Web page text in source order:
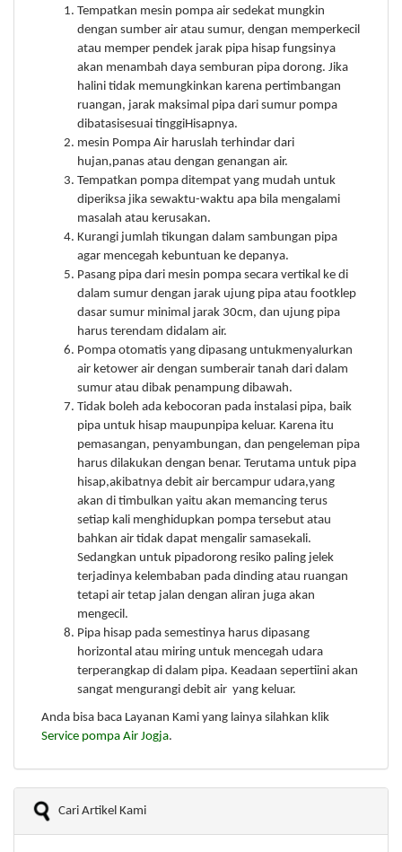
Tempatkan mesin pompa air sedekat mungkin
dengan sumber air atau sumur, dengan memperkecil
atau memper pendek jarak pipa hisap fungsinya
akan menambah daya semburan pipa dorong. Jika
halini tidak memungkinkan karena pertimbangan
ruangan, jarak maksimal pipa dari sumur pompa
dibatasisesuai tinggiHisapnya.
mesin Pompa Air haruslah terhindar dari
hujan,panas atau dengan genangan air.
Tempatkan pompa ditempat yang mudah untuk
diperiksa jika sewaktu-waktu apa bila mengalami
masalah atau kerusakan.
Kurangi jumlah tikungan dalam sambungan pipa
agar mencegah kebuntuan ke depanya.
Pasang pipa dari mesin pompa secara vertikal ke di
dalam sumur dengan jarak ujung pipa atau footklep
dasar sumur minimal jarak 30cm, dan ujung pipa
harus terendam didalam air.
Pompa otomatis yang dipasang untukmenyalurkan
air ketower air dengan sumberair tanah dari dalam
sumur atau dibak penampung dibawah.
Tidak boleh ada kebocoran pada instalasi pipa, baik
pipa untuk hisap maupunpipa keluar. Karena itu
pemasangan, penyambungan, dan pengeleman pipa
harus dilakukan dengan benar. Terutama untuk pipa
hisap,akibatnya debit air bercampur udara,yang
akan di timbulkan yaitu akan memancing terus
setiap kali menghidupkan pompa tersebut atau
bahkan air tidak dapat mengalir samasekali.
Sedangkan untuk pipadorong resiko paling jelek
terjadinya kelembaban pada dinding atau ruangan
tetapi air tetap jalan dengan aliran juga akan
mengecil.
Pipa hisap pada semestinya harus dipasang
horizontal atau miring untuk mencegah udara
terperangkap di dalam pipa. Keadaan sepertiini akan
sangat mengurangi debit air yang keluar.
Anda bisa baca Layanan Kami yang lainya silahkan klik
Service pompa Air Jogja.
Cari Artikel Kami